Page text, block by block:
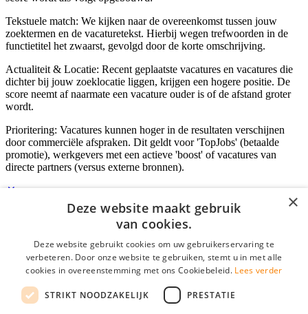
Tekstuele match: We kijken naar de overeenkomst tussen jouw
zoektermen en de vacaturetekst. Hierbij wegen trefwoorden in de
functietitel het zwaarst, gevolgd door de korte omschrijving.
Actualiteit & Locatie: Recent geplaatste vacatures en vacatures die
dichter bij jouw zoeklocatie liggen, krijgen een hogere positie. De
score neemt af naarmate een vacature ouder is of de afstand groter
wordt.
Prioritering: Vacatures kunnen hoger in de resultaten verschijnen
door commerciële afspraken. Dit geldt voor 'TopJobs' (betaalde
promotie), werkgevers met een actieve 'boost' of vacatures van
directe partners (versus externe bronnen).
E-mail*
Wachtwoord
login gegevens onthouden
×
Deze website maakt gebruik
van cookies.
Deze website gebruikt cookies om uw gebruikerservaring te
verbeteren. Door onze website te gebruiken, stemt u in met alle
cookies in overeenstemming met ons Cookiebeleid. Lees verder
STRIKT NOODZAKELIJK PRESTATIE